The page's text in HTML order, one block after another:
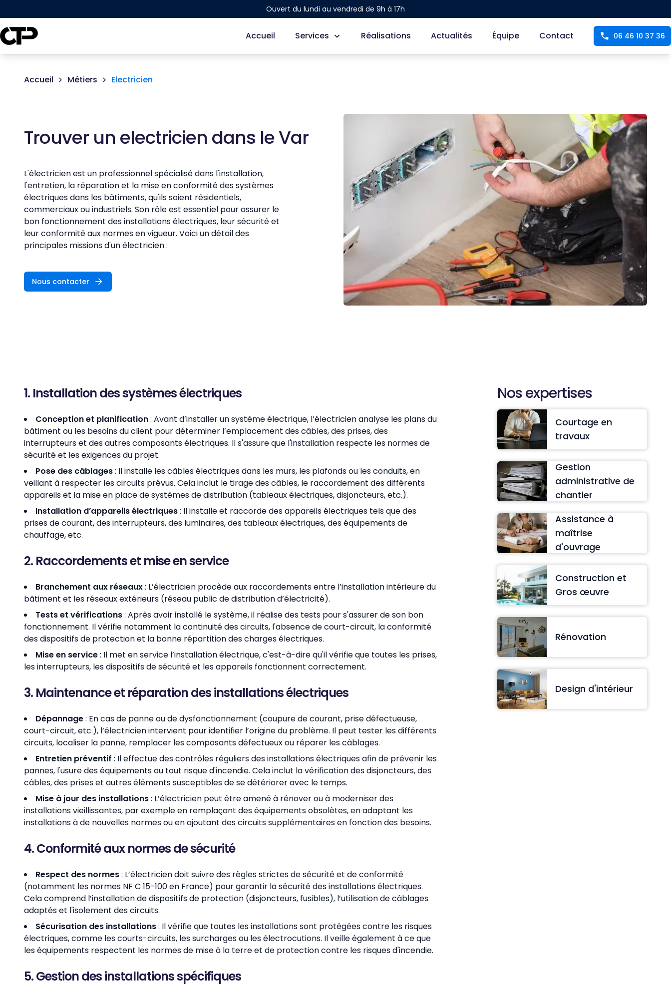
Ouvert du lundi au vendredi de 9h à 17h
Accueil Services Réalisations Actualités Équipe Contact 06 46 10 37 36
Accueil Métiers Electricien
Trouver un electricien dans le Var
L'électricien est un professionnel spécialisé dans l'installation,
l'entretien, la réparation et la mise en conformité des systèmes
électriques dans les bâtiments, qu'ils soient résidentiels,
commerciaux ou industriels. Son rôle est essentiel pour assurer le
bon fonctionnement des installations électriques, leur sécurité et
leur conformité aux normes en vigueur. Voici un détail des
principales missions d'un électricien :
Nous contacter
1. Installation des systèmes électriques
Conception et planification: Avant d’installer un système électrique, l’électricien analyse les plans du
bâtiment ou les besoins du client pour déterminer l’emplacement des câbles, des prises, des
interrupteurs et des autres composants électriques. Il s'assure que l'installation respecte les normes de
sécurité et les exigences du projet.
Pose des câblages: Il installe les câbles électriques dans les murs, les plafonds ou les conduits, en
veillant à respecter les circuits prévus. Cela inclut le tirage des câbles, le raccordement des différents
appareils et la mise en place de systèmes de distribution (tableaux électriques, disjoncteurs, etc.).
Installation d’appareils électriques: Il installe et raccorde des appareils électriques tels que des
prises de courant, des interrupteurs, des luminaires, des tableaux électriques, des équipements de
chauffage, etc.
2. Raccordements et mise en service
Branchement aux réseaux: L’électricien procède aux raccordements entre l’installation intérieure du
bâtiment et les réseaux extérieurs (réseau public de distribution d’électricité).
Tests et vérifications: Après avoir installé le système, il réalise des tests pour s'assurer de son bon
fonctionnement. Il vérifie notamment la continuité des circuits, l'absence de court-circuit, la conformité
des dispositifs de protection et la bonne répartition des charges électriques.
Mise en service: Il met en service l’installation électrique, c'est-à-dire qu'il vérifie que toutes les prises,
les interrupteurs, les dispositifs de sécurité et les appareils fonctionnent correctement.
3. Maintenance et réparation des installations électriques
Dépannage: En cas de panne ou de dysfonctionnement (coupure de courant, prise défectueuse,
court-circuit, etc.), l’électricien intervient pour identifier l’origine du problème. Il peut tester les différents
circuits, localiser la panne, remplacer les composants défectueux ou réparer les câblages.
Entretien préventif : Il effectue des contrôles réguliers des installations électriques afin de prévenir les
pannes, l'usure des équipements ou tout risque d'incendie. Cela inclut la vérification des disjoncteurs, des
câbles, des prises et autres éléments susceptibles de se détériorer avec le temps.
Mise à jour des installations: L’électricien peut être amené à rénover ou à moderniser des
installations vieillissantes, par exemple en remplaçant des équipements obsolètes, en adaptant les
installations à de nouvelles normes ou en ajoutant des circuits supplémentaires en fonction des besoins.
4. Conformité aux normes de sécurité
Respect des normes: L’électricien doit suivre des règles strictes de sécurité et de conformité
(notamment les normes NF C 15-100 en France) pour garantir la sécurité des installations électriques.
Cela comprend l’installation de dispositifs de protection (disjoncteurs, fusibles), l’utilisation de câblages
adaptés et l'isolement des circuits.
Sécurisation des installations: Il vérifie que toutes les installations sont protégées contre les risques
électriques, comme les courts-circuits, les surcharges ou les électrocutions. Il veille également à ce que
les équipements respectent les normes de mise à la terre et de protection contre les risques d'incendie.
5. Gestion des installations spécifiques
Nos expertises
Courtage en
travaux
Gestion
administrative de
chantier
Assistance à
maîtrise
d'ouvrage
Construction et
Gros œuvre
Rénovation
Design d'intérieur